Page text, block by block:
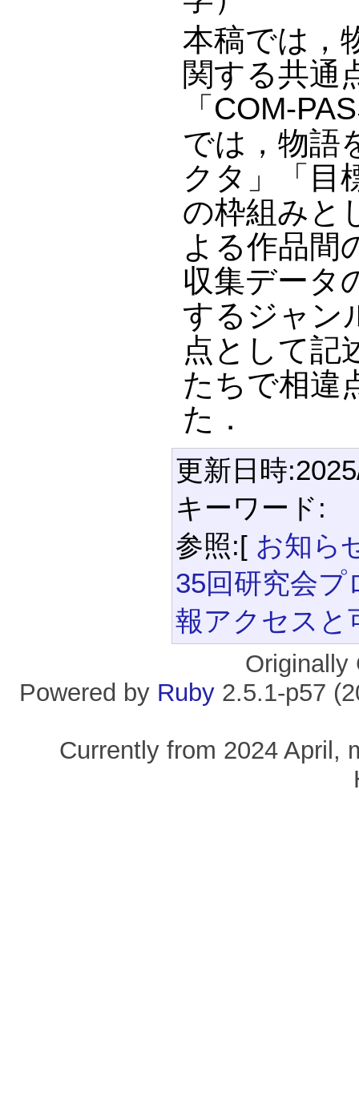
本稿では，
関する共通
「COM-
では，物語
クタ」「目
の枠組みと
よる作品間
収集データ
するジャン
点として記
たちで相違
た．
更新日時
キーワード:
参照:[ お知ら
35回研究会
報アクセス
Powered by Ruby 2.5.1-p57
Currently from 2024 April,